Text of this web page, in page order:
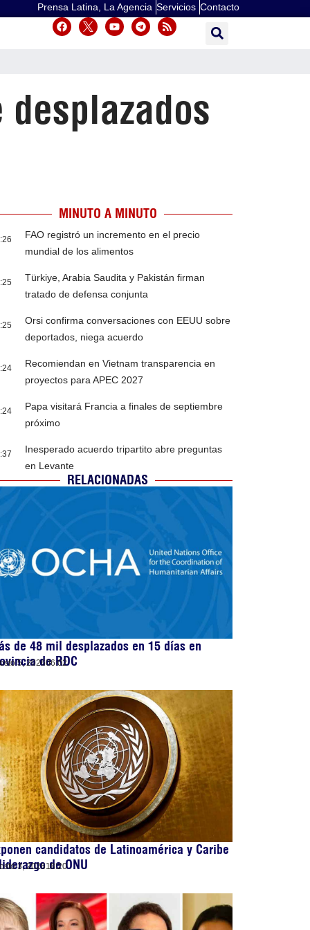
Prensa Latina, La Agencia Servicios Contacto
MINUTO A MINUTO
FAO registró un incremento en el precio
mundial de los alimentos
Türkiye, Arabia Saudita y Pakistán firman
tratado de defensa conjunta
Orsi confirma conversaciones con EEUU sobre
deportados, niega acuerdo
Recomiendan en Vietnam transparencia en
proyectos para APEC 2027
Papa visitará Francia a finales de septiembre
próximo
Inesperado acuerdo tripartito abre preguntas
en Levante
RELACIONADAS
de 48 mil desplazados en 15 días en
de RDC
5, 202606:02
candidatos de Latinoamérica y Caribe
de ONU
3, 202618:20